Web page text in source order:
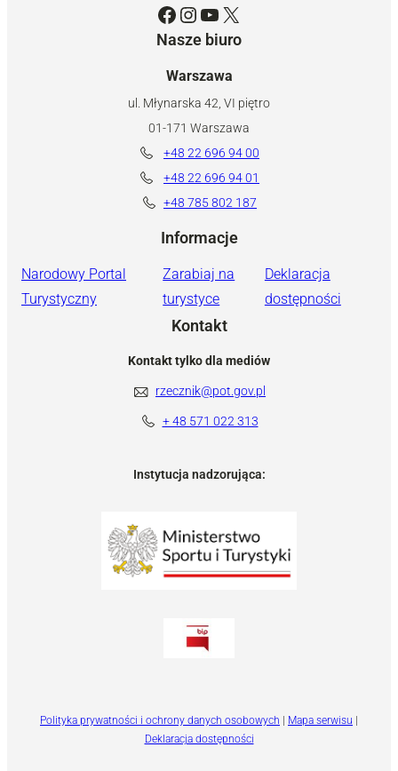
Facebook Instagram YouTube X
Nasze biuro
Warszawa
ul. Młynarska 42, VI piętro
01-171 Warszawa
+48 22 696 94 00
+48 22 696 94 01
+48 785 802 187
Informacje
Narodowy Portal
Turystyczny
Zarabiaj na
turystyce
Deklaracja
dostępności
Kontakt
Kontakt tylko dla mediów
rzecznik@pot.gov.pl
+ 48 571 022 313
Instytucja nadzorująca:
Polityka prywatności i ochrony danych osobowych | Mapa serwisu |
Deklaracja dostępności